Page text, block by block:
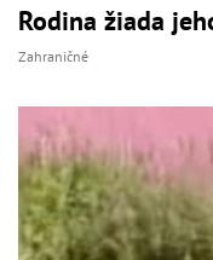
Rodina žiada
Zahraničné